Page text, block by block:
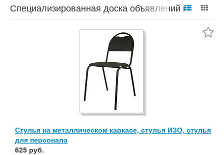
Еще
Специализированная доска объявлений по
Стулья на металлическом каркасе, стулья ИЗО, стулья
для персонала
625 руб.